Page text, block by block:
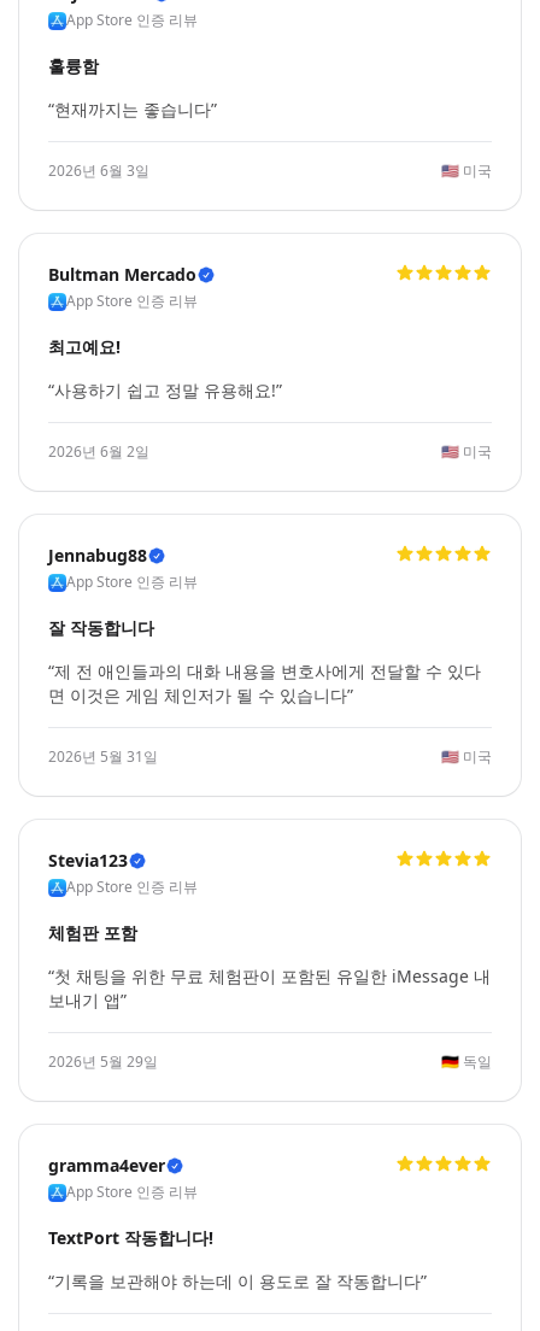
App Store 인증 리뷰
훌륭함
“현재까지는 좋습니다”
2026년 6월 3일 🇺🇸 미국
Bultman Mercado
App Store 인증 리뷰
최고예요!
“사용하기 쉽고 정말 유용해요!”
2026년 6월 2일 🇺🇸 미국
Jennabug88
App Store 인증 리뷰
잘 작동합니다
“제 전 애인들과의 대화 내용을 변호사에게 전달할 수 있다
면 이것은 게임 체인저가 될 수 있습니다”
2026년 5월 31일 🇺🇸 미국
Stevia123
App Store 인증 리뷰
체험판 포함
“첫 채팅을 위한 무료 체험판이 포함된 유일한 iMessage 내
보내기 앱”
2026년 5월 29일 🇩🇪 독일
gramma4ever
App Store 인증 리뷰
TextPort 작동합니다!
“기록을 보관해야 하는데 이 용도로 잘 작동합니다”